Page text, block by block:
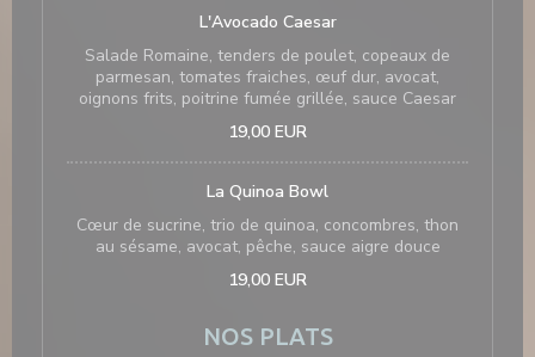
L'Avocado Caesar
Salade Romaine, tenders de poulet, copeaux de
parmesan, tomates fraiches, œuf dur, avocat,
oignons frits, poitrine fumée grillée, sauce Caesar
19,00 EUR
La Quinoa Bowl
Cœur de sucrine, trio de quinoa, concombres, thon
au sésame, avocat, pêche, sauce aigre douce
19,00 EUR
NOS PLATS